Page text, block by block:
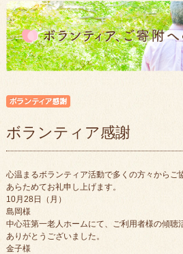
ボランティア感謝
心温まるボランティア活動で多くの方々からご
あらためてお礼申し上げます。
10月28日（月）
島岡様
中心荘第一老人ホームにて、ご利用者様の傾聴
ありがとうございました。
金子様